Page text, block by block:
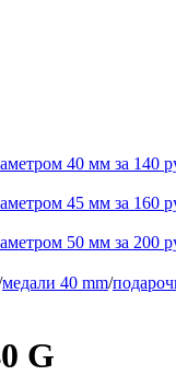
40 мм за 140
45 мм за 160
50 мм за 200
медали 40 mm/
G